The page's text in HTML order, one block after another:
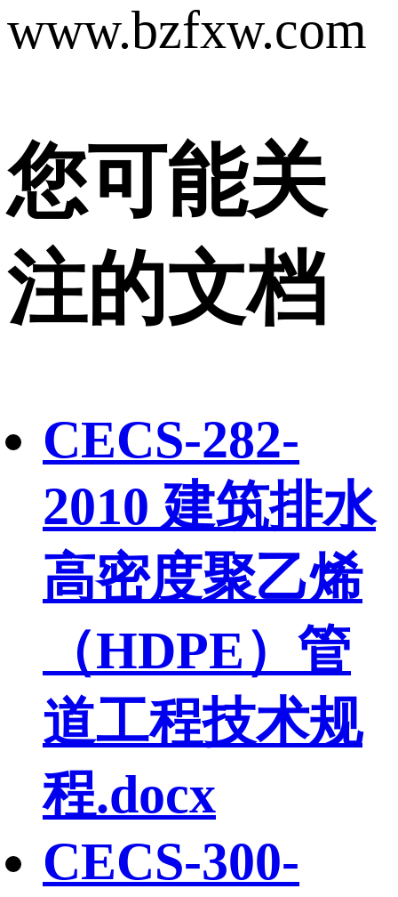
www.bzfxw.com
您可能关
注的文档
CECS-282-
2010 建筑排水
高密度聚乙烯
（HDPE）管
道工程技术规
程.docx
CECS-300-